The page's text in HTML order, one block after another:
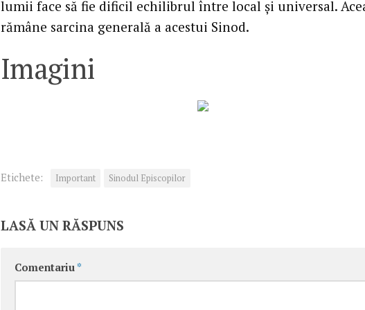
lumii face să fie dificil echilibrul între local și universal.
rămâne sarcina generală a acestui Sinod.
Imagini
Etichete: Important Sinodul Episcopilor
LASĂ UN RĂSPUNS
Comentariu *